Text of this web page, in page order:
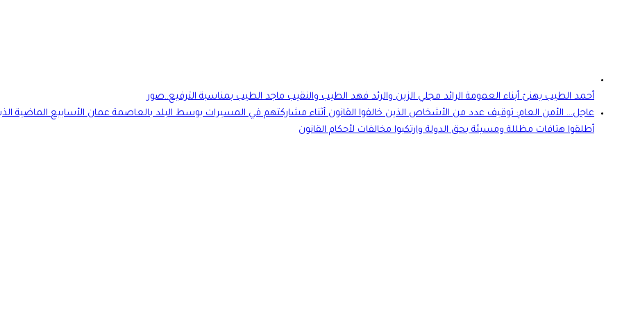
أحمد الطيب يهنئ أبناء العمومة الرائد مجلي الزبن والرئد فهد الطيب والنقيب ماجد الطيب بمناسبة الترفيع..صور
عاجل… الأمن العام: توقيف عدد من الأشخاص الذين خالفوا القانون أثناء مشاركتهم في المسيرات بوسط البلد بالعاصمة عمان الأسابيع الماضية
أطلقوا هتافات مظللة ومسيئة بحق الدولة وارتكبوا مخالفات لأحكام القانون